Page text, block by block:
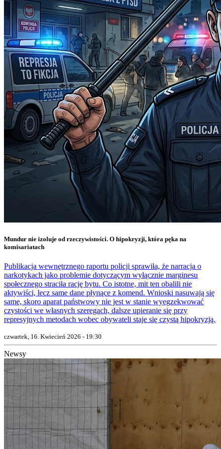
Mundur nie izoluje od rzeczywistości. O hipokryzji, która pęka na
komisariatach
Publikacja wewnętrznego raportu policji sprawiła, że narracja o
narkotykach jako problemie dotyczącym wyłącznie marginesu
społecznego straciła rację bytu. Co istotne, mit ten obalili nie
aktywiści, lecz same dane płynące z komend. Wnioski nasuwają się
same, skoro aparat państwowy nie jest w stanie wyegzekwować
czystości we własnych szeregach, dalsze upieranie się przy
represyjnych metodach wobec obywateli staje się czystą hipokryzją.
czwartek, 16. Kwiecień 2026 - 19:30
Newsy